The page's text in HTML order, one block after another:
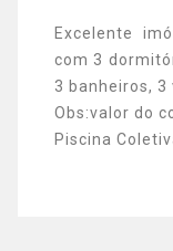
Excelente
com 3
3 banheiros, 3
Obs:valor do
Piscina